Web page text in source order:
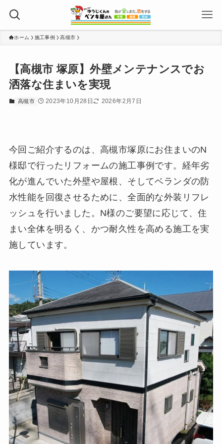
ホーム 施工事例 高槻市
【高槻市 塚原】外壁メンテナンスでお
洒落な住まいを実現
高槻市 2023年10月28日 2026年2月7日
今回ご紹介するのは、高槻市塚原にお住まいのN
様邸で行ったリフォームの施工事例です。経年劣
化が進んでいた外壁や屋根、そしてベランダの防
水性能を回復させるために、全面的な外装リフレ
ッシュを行いました。N様のご要望に応じて、住
まい全体を明るく、かつ耐久性を高める施工を実
施しています。